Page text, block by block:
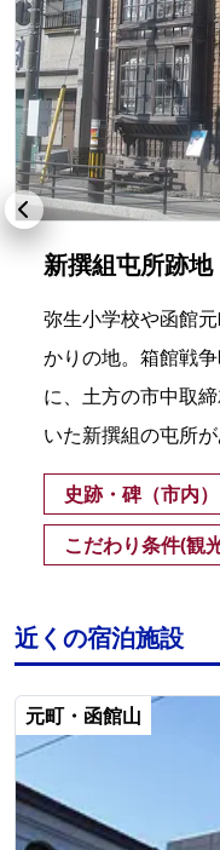
新撰組屯所跡地
弥生小学校や函館
かりの地。箱館戦
に、土方の市中取
いた新撰組の屯所が
史跡・碑（市内）
こだわり条件(観
近くの宿泊施設
元町・函館山